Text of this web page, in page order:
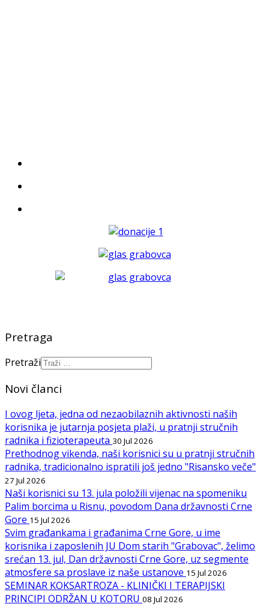
Pretraga
Pretraži
Novi članci
I ovog ljeta, jedna od nezaobilaznih aktivnosti naših
korisnika je jutarnja posjeta plaži, u pratnji stručnih
radnika i fizioterapeuta 30 Jul 2026
Prethodnog vikenda, naši korisnici su u pratnji stručnih
radnika, tradicionalno ispratili još jedno "Risansko veče"
27 Jul 2026
Naši korisnici su 13. jula položili vijenac na spomeniku
Palim borcima u Risnu, povodom Dana državnosti Crne
Gore 15 Jul 2026
Svim građankama i građanima Crne Gore, u ime
korisnika i zaposlenih JU Dom starih "Grabovac", želimo
srećan 13. jul, Dan državnosti Crne Gore, uz segmente
atmosfere sa proslave iz naše ustanove 15 Jul 2026
SEMINAR KOKSARTROZA - KLINIČKI I TERAPIJSKI
PRINCIPI ODRŽAN U KOTORU 08 Jul 2026